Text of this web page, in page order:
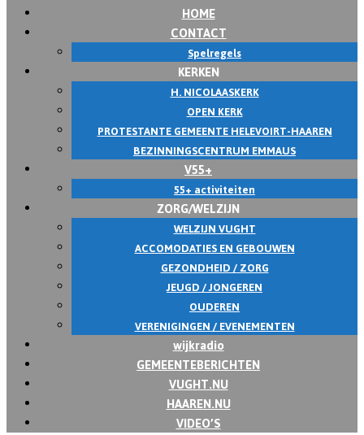
HOME
CONTACT
Spelregels
KERKEN
H. NICOLAASKERK
OPEN KERK
PROTESTANTE GEMEENTE HELEVOIRT-HAAREN
BEZINNINGSCENTRUM EMMAUS
V55+
55+ activiteiten
ZORG/WELZIJN
WELZIJN VUGHT
ACCOMODATIES EN GEBOUWEN
GEZONDHEID / ZORG
JEUGD / JONGEREN
OUDEREN
VERENIGINGEN / EVENEMENTEN
wijkradio
GEMEENTEBERICHTEN
VUGHT.NU
HAAREN.NU
VIDEO’S